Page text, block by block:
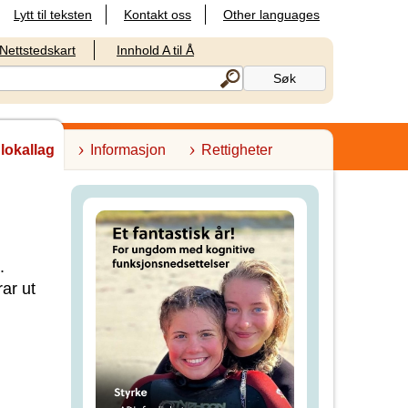
Lytt til teksten Kontakt oss Other languages
Nettstedskart Innhold A til Å
Informasjon Rettigheter
ut